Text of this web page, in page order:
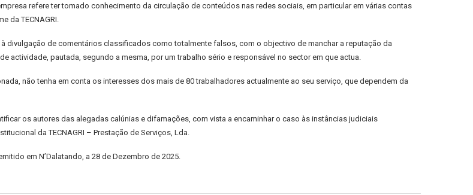
refere ter tomado conhecimento da circulação de conteúdos nas redes sociais, em particular em várias contas
da TECNAGRI.
divulgação de comentários classificados como totalmente falsos, com o objectivo de manchar a reputação da
actividade, pautada, segundo a mesma, por um trabalho sério e responsável no sector em que actua.
não tenha em conta os interesses dos mais de 80 trabalhadores actualmente ao seu serviço, que dependem da
os autores das alegadas calúnias e difamações, com vista a encaminhar o caso às instâncias judiciais
da TECNAGRI – Prestação de Serviços, Lda.
em N’Dalatando, a 28 de Dezembro de 2025.